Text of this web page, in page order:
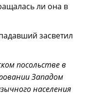
ли она в
засветил
посольстве в
Западом
населения